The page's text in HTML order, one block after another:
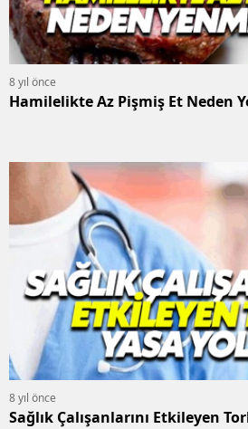
8 yıl önce
Hamilelikte Az Pişmiş Et Neden
8 yıl önce
Sağlık Çalışanlarını Etkileyen